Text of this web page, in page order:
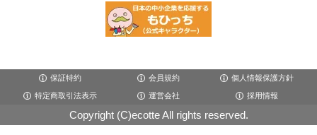
保証特約 会員規約 個人情報保護方針
特定商取引法表示 運営会社 採用情報
Copyright (C)ecotte All rights reserved.